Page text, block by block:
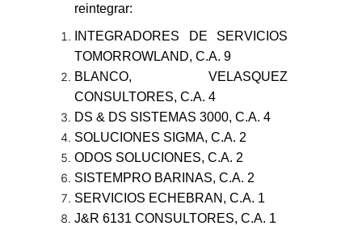
reintegrar:
INTEGRADORES DE SERVICIOS
TOMORROWLAND, C.A. 9
BLANCO, VELASQUEZ
CONSULTORES, C.A. 4
DS & DS SISTEMAS 3000, C.A. 4
SOLUCIONES SIGMA, C.A. 2
ODOS SOLUCIONES, C.A. 2
SISTEMPRO BARINAS, C.A. 2
SERVICIOS ECHEBRAN, C.A. 1
J&R 6131 CONSULTORES, C.A. 1